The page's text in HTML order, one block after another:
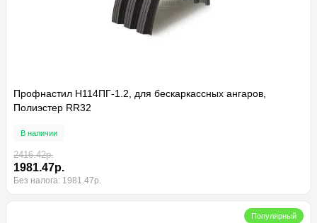
Профнастил H114ПГ-1.2, для бескаркассных ангаров,
Полиэстер RR32
В наличии
2416.42р.
1981.47р.
Без налога: 1981.47р.
Популярный